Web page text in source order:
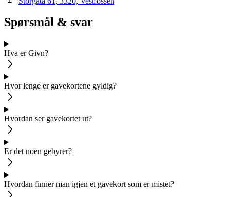
Spørsmål & svar
Hva er Givn?
Hvor lenge er gavekortene gyldig?
Hvordan ser gavekortet ut?
Er det noen gebyrer?
Hvordan finner man igjen et gavekort som er mistet?